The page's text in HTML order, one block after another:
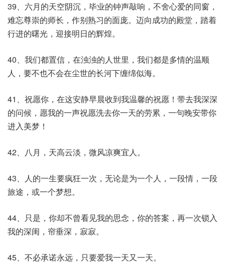
39、六月的天空阴沉，毕业的钟声敲响，不舍心爱的同窗，
难忘尊崇的师长，作别熟习的面庞。迈向成功的殿堂，踏着
行进的曙光，迎接明日的辉煌。
40、我们都置信，在浊浊的人世里，我们都是多情的温顺
人，要不也不会在尘世的长河下缠绵似海。
41、祝愿你，在这安静早晨收到我温馨的祝愿！带去我深深
的问候，愿我的一声祝愿洗去你一天的劳累，一句晚安带你
进入美梦！
42、八月，天高云淡，微风凉爽宜人。
43、人的一生要疯狂一次，无论是为一个人，一段情，一段
旅途，或一个梦想。
44、只是，你却不曾看见我的思念，你的答案，再一次锁入
我的深闺，帘垂深，寂寂。
45、不必承诺永远，只要爱我一天又一天。